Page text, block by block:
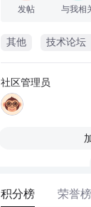
发帖 与我相
其他 技术论坛
社区管理员
积分榜 荣誉榜